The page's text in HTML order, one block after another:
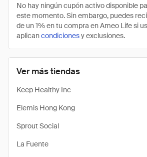
Ver más tiendas
Keep Healthy Inc
Elemis Hong Kong
Sprout Social
La Fuente
No hay ningún cupón activo disponible
este momento. Sin embargo, puedes
de un 1% en tu compra en Ameo Life si
aplicancondicionesy exclusiones.